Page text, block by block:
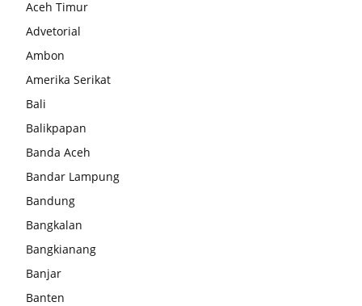
Aceh Timur
Advetorial
Ambon
Amerika Serikat
Bali
Balikpapan
Banda Aceh
Bandar Lampung
Bandung
Bangkalan
Bangkianang
Banjar
Banten